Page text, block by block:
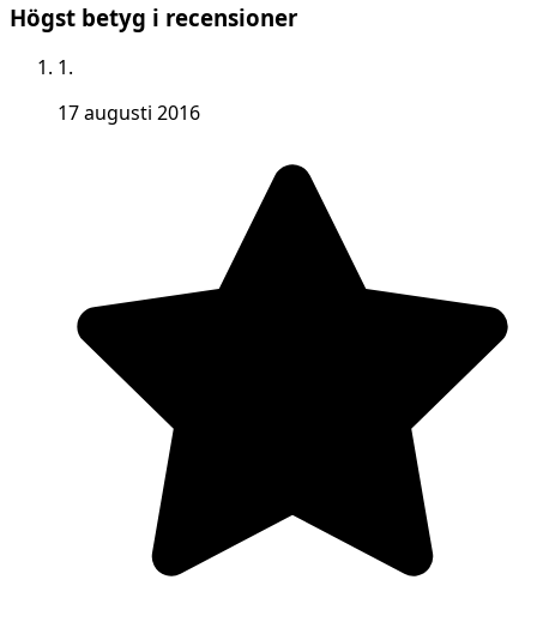
Högst betyg i recensioner
1.
17 augusti 2016